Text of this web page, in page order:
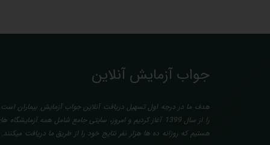
جواب آزمایش آنلاین
هدف ما در درجه اول تسهیل دریافت آنلاین جواب آزمایش بیماران
را از سال 1399 آغاز کردیم و امروز، سایتی جامع شامل همه
هستیم که روزانه ده ها هزار نفر نتایج خود را از طریق ما دریافت